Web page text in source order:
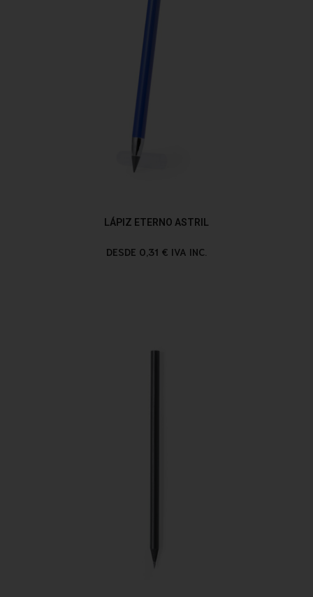
LÁPIZ ETERNO ASTRIL
DESDE 0,31 € IVA INC.